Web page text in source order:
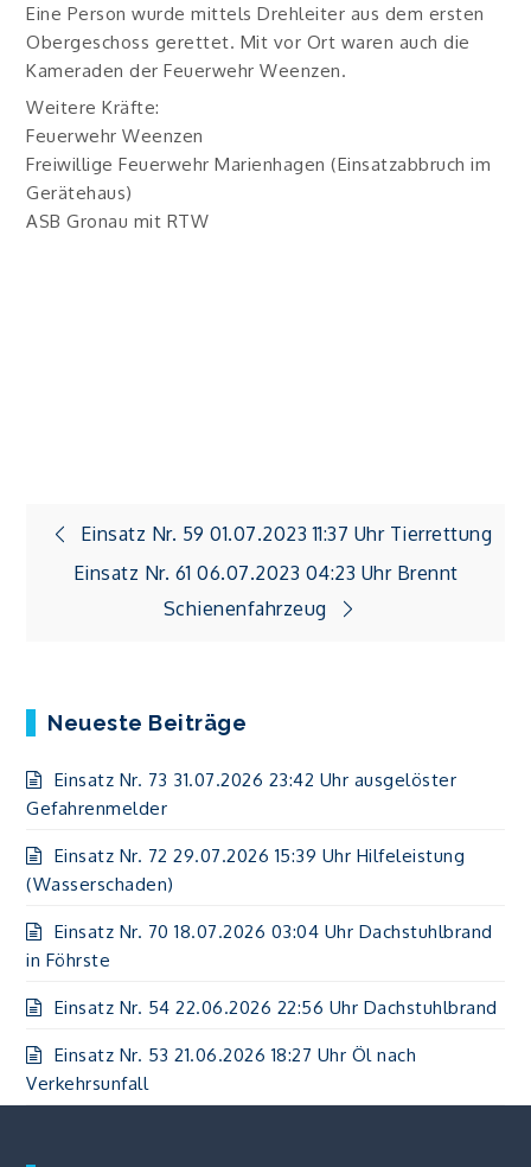
Eine Person wurde mittels Drehleiter aus dem ersten
Obergeschoss gerettet. Mit vor Ort waren auch die
Kameraden der Feuerwehr Weenzen.
Weitere Kräfte:
Feuerwehr Weenzen
Freiwillige Feuerwehr Marienhagen (Einsatzabbruch im
Gerätehaus)
ASB Gronau mit RTW
Beitragsnavigation
Einsatz Nr. 59 01.07.2023 11:37 Uhr Tierrettung
Einsatz Nr. 61 06.07.2023 04:23 Uhr Brennt
Schienenfahrzeug
Neueste Beiträge
Einsatz Nr. 73 31.07.2026 23:42 Uhr ausgelöster
Gefahrenmelder
Einsatz Nr. 72 29.07.2026 15:39 Uhr Hilfeleistung
(Wasserschaden)
Einsatz Nr. 70 18.07.2026 03:04 Uhr Dachstuhlbrand
in Föhrste
Einsatz Nr. 54 22.06.2026 22:56 Uhr Dachstuhlbrand
Einsatz Nr. 53 21.06.2026 18:27 Uhr Öl nach
Verkehrsunfall